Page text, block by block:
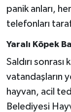
panik anları,
telefonları
Yaralı Köpek
Saldırı
vatandaşların
hayvan, acil
Belediyesi